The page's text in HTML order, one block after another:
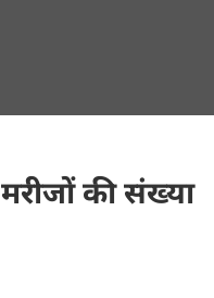
की संख्या